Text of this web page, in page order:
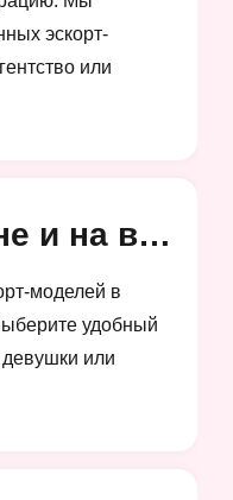
эскорт-
или
Услуги в салоне и на выезд
моделей в
удобный
девушки или